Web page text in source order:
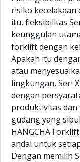
risiko kecelakaan
itu, fleksibilitas
keunggulan
forklift dengan
Apakah itu
atau
lingkungan, Seri
dengan
produktivitas dan
gudang yang
HANGCHA
andal untuk
Dengan memilih